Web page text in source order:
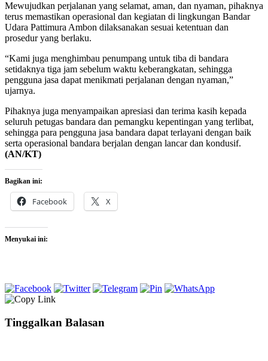
Mewujudkan perjalanan yang selamat, aman, dan nyaman, pihaknya
terus memastikan operasional dan kegiatan di lingkungan Bandar
Udara Pattimura Ambon dilaksanakan sesuai ketentuan dan
prosedur yang berlaku.
“Kami juga menghimbau penumpang untuk tiba di bandara
setidaknya tiga jam sebelum waktu keberangkatan, sehingga
pengguna jasa dapat menikmati perjalanan dengan nyaman,”
ujarnya.
Pihaknya juga menyampaikan apresiasi dan terima kasih kepada
seluruh petugas bandara dan pemangku kepentingan yang terlibat,
sehingga para pengguna jasa bandara dapat terlayani dengan baik
serta operasional bandara berjalan dengan lancar dan kondusif.
(AN/KT)
Bagikan ini:
Facebook X
Menyukai ini:
Tinggalkan Balasan